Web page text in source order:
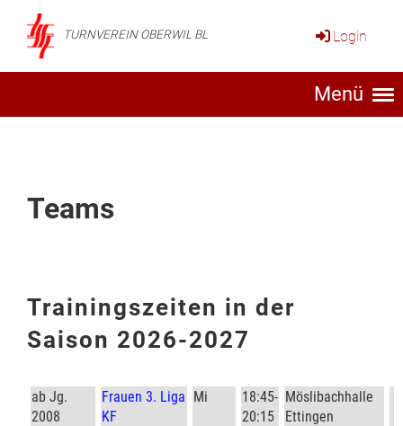
TURNVEREIN OBERWIL BL Login
Menü
Teams
Trainingszeiten in der
Saison 2026-2027
ab Jg.
2008
Frauen 3. Liga
KF
Mi
18:45-
20:15
Möslibachhalle
Ettingen